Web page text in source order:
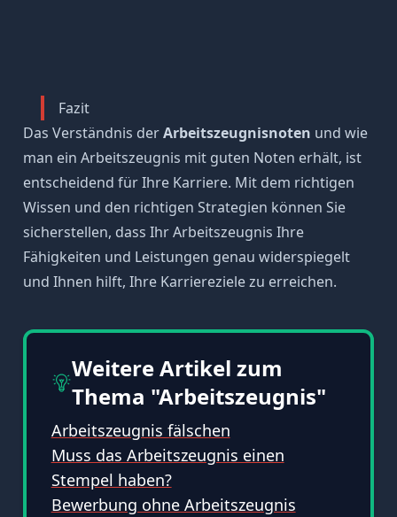
Fazit
Das Verständnis derArbeitszeugnisnoten und wie
man ein Arbeitszeugnis mit guten Noten erhält, ist
entscheidend für Ihre Karriere. Mit dem richtigen
Wissen und den richtigen Strategien können Sie
sicherstellen, dass Ihr Arbeitszeugnis Ihre
Fähigkeiten und Leistungen genau widerspiegelt
und Ihnen hilft, Ihre Karriereziele zu erreichen.
Weitere Artikel zum
Thema "Arbeitszeugnis"
Arbeitszeugnis fälschen
Muss das Arbeitszeugnis einen
Stempel haben?
Bewerbung ohne Arbeitszeugnis